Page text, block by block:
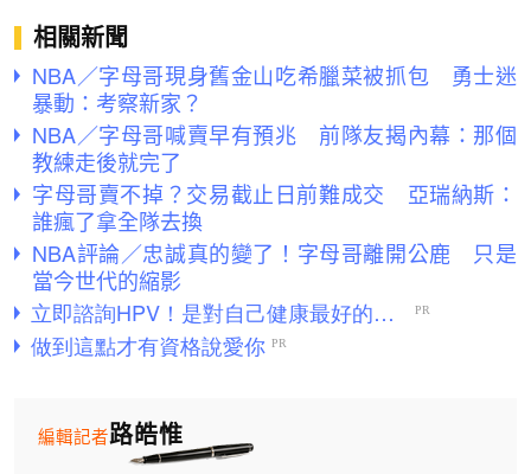
相關新聞
NBA／字母哥現身舊金山吃希臘菜被抓包 勇士迷
暴動：考察新家？
NBA／字母哥喊賣早有預兆 前隊友揭內幕：那個
教練走後就完了
字母哥賣不掉？交易截止日前難成交 亞瑞納斯：
誰瘋了拿全隊去換
NBA評論／忠誠真的變了！字母哥離開公鹿 只是
當今世代的縮影
路皓惟
編輯記者